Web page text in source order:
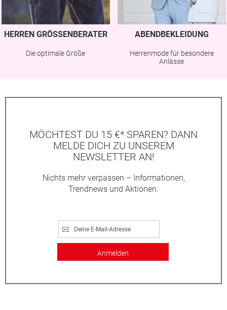
HERREN GRÖSSENBERATER
Die optimale Größe
ABENDBEKLEIDUNG
Herrenmode für besondere
Anlässe
MÖCHTEST DU 15 €* SPAREN? DANN
MELDE DICH ZU UNSEREM
NEWSLETTER AN!
Nichts mehr verpassen – Informationen,
Trendnews und Aktionen.
Anmelden